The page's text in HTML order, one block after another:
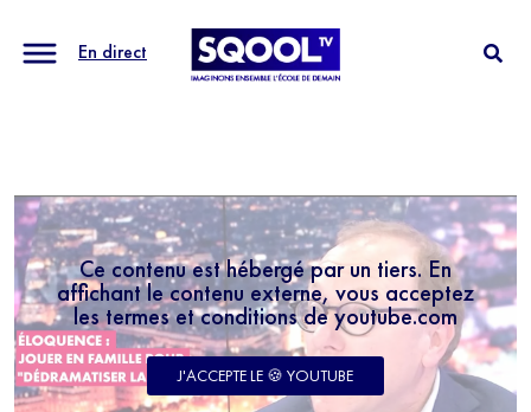
En direct
Ce contenu est hébergé par un tiers. En
affichant le contenu externe, vous acceptez
les termes et conditions de youtube.com
J'ACCEPTE LE 🍪 YOUTUBE